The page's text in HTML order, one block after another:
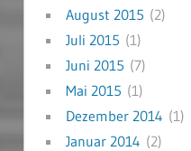
August 2015 (2)
Juli 2015 (1)
Juni 2015 (7)
Mai 2015 (1)
Dezember 2014 (1)
Januar 2014 (2)